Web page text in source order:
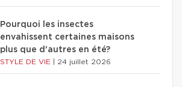
Pourquoi les insectes
envahissent certaines maisons
plus que d'autres en été?
STYLE DE VIE 24 juillet 2026